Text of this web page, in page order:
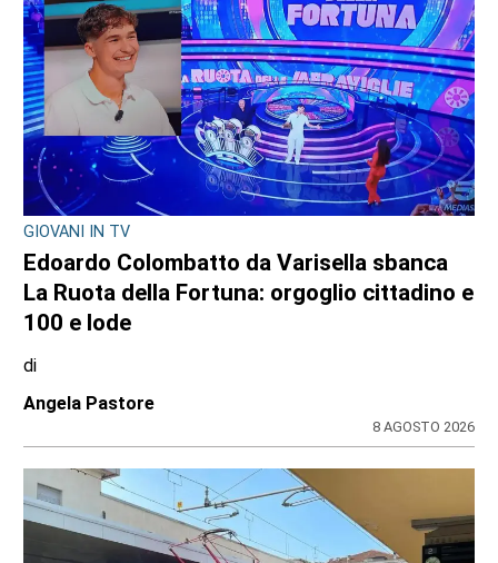
GIOVANI IN TV
Edoardo Colombatto da Varisella sbanca
La Ruota della Fortuna: orgoglio cittadino e
100 e lode
di
Angela Pastore
8 AGOSTO 2026